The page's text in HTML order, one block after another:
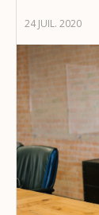
24 JUIL. 2020